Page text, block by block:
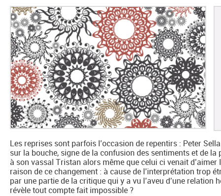
Les reprises sont parfois l’occasion de repentirs : Peter
sur la bouche, signe de la confusion des sentiments et de
à son vassal Tristan alors même que celui ci venait
raison de ce changement : à cause de l’interprétation trop
par une partie de la critique qui y a vu l’aveu d’une relation
révèle tout compte fait impossible ?